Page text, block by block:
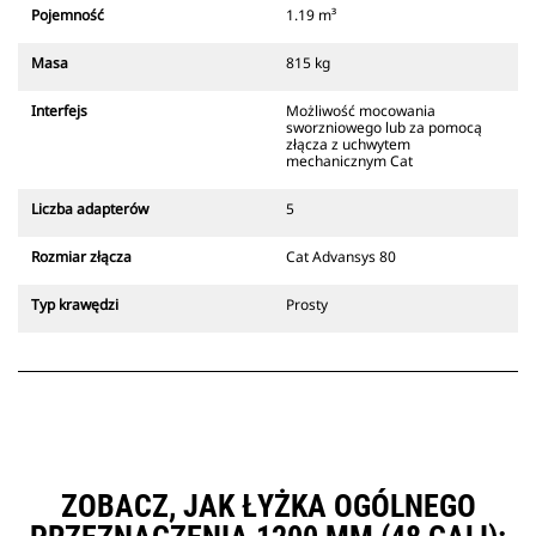
zasięgu wzroku operatora.
Cat są zgodne z gąsienicowymi
koparkami kołowymi. Dostępne są
również złącza o szerokościach do
kopania rowów.
specjalnych złączy CW
szybkozłączy. Specjalne złącza CW
blokujący, który służy do
Pojemność 1.19 m³
Masa 815 kg
Interfejs
Możliwość mocowania
sworzniowego lub za pomocą
złącza z uchwytem
mechanicznym Cat
Liczba adapterów 5
Rozmiar złącza Cat Advansys 80
Typ krawędzi Prosty
ZOBACZ, JAK ŁYŻKA OGÓLNEGO